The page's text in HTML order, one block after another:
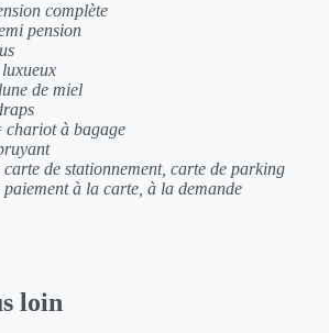
complète
pension
lune de miel
chariot à bagage
carte de stationnement, carte de parking
paiement à la carte, à la demande
loin